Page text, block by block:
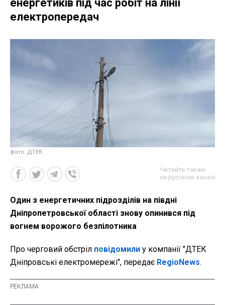
енергетиків під час робіт на лінії
електропередач
фото: ДТЕК.
Читайте также
на русском языке
Один з енергетичних підрозділів на півдні
Дніпропетровської області знову опинився під
вогнем ворожого безпілотника
Про черговий обстріл повідомили у компанії "ДТЕК
Дніпровські електромережі", передає RegioNews.